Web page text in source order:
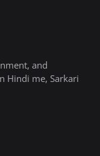
and
Hindi me, Sarkari